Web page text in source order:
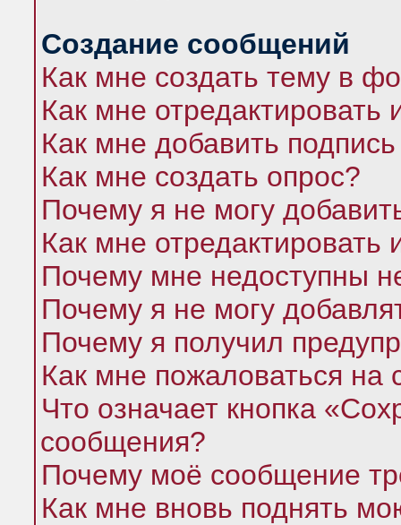
Создание сообщений
Как мне создать тему в
Как мне
Как мне добавить
Как мне создать опрос?
Почему я не могу
Как мне отредактировать
Почему мне недоступны
Почему я не могу
Почему я получил
Как мне пожаловаться
Что означает кнопка
сообщения?
Почему моё сообщение
Как мне вновь поднять